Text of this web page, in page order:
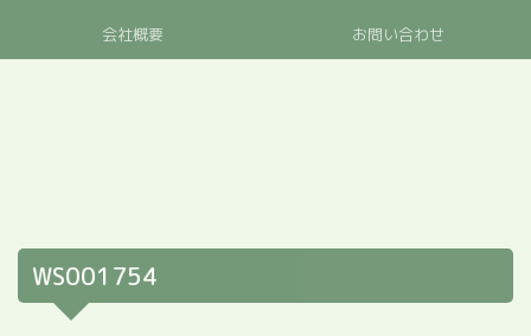
会社概要 お問い合わせ
WS001754